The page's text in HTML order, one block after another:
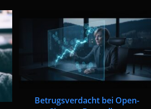
Betrugsverdacht bei Open-